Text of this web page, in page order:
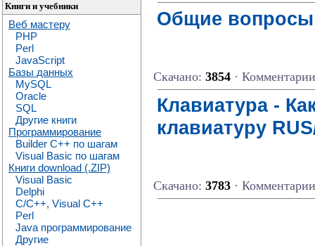
Книги и учебники
Веб мастеру
PHP
Perl
JavaScript
Базы данных
MySQL
Oracle
SQL
Другие книги
Программирование
Builder C++ по шагам
Visual Basic по шагам
Книги download (.ZIP)
Visual Basic
Delphi
C/C++, Visual C++
Perl
Java программирование
Другие
Общие вопросы
Скачано: 3854 ·
Клавиатура -
клавиатуру
Скачано: 3783 ·